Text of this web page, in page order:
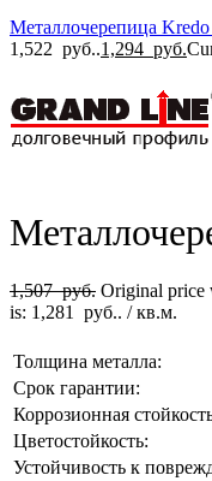
Металлочерепица
1,522 руб..1,294 руб.
1,507руб. Original price
is: 1,281 руб.. / кв.м.
Толщина металла:
Срок гарантии:
Коррозионная
Цветостойкость:
Устойчивость к